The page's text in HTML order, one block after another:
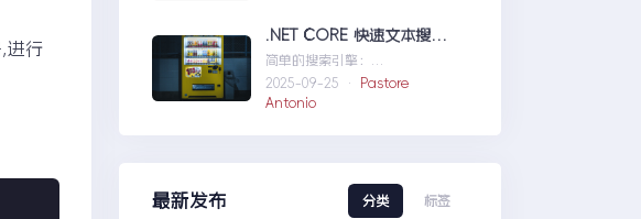
进行
如...SharePointServer出现
R
.NET CORE 快速文本搜索器
简单的搜索引擎：
usingSystem;usingSystem.Co
llections.Gen....NETCORE快速
2025-09-25 ·
Pastore
Antonio
最新发布 分类 标签